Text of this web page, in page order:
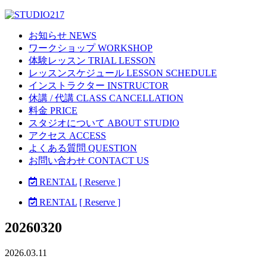
お知らせ NEWS
ワークショップ WORKSHOP
体験レッスン TRIAL LESSON
レッスンスケジュール LESSON SCHEDULE
インストラクター INSTRUCTOR
休講 / 代講 CLASS CANCELLATION
料金 PRICE
スタジオについて ABOUT STUDIO
アクセス ACCESS
よくある質問 QUESTION
お問い合わせ CONTACT US
RENTAL [ Reserve ]
RENTAL [ Reserve ]
20260320
2026.03.11